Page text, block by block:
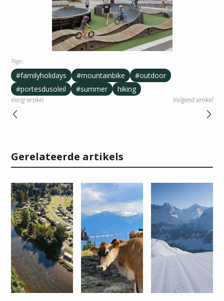
Tags:
#familyholidays #mountainbike
#outdoor
#portesdusoleil
#summer hiking
Vorig artikel Volgend artikel
Gerelateerde artikels